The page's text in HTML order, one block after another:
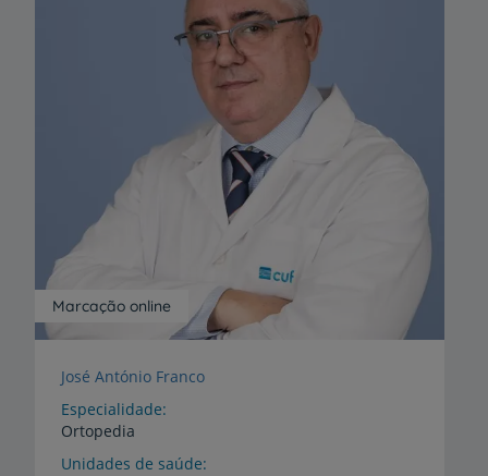
Marcação online
José António Franco
Especialidade
Ortopedia
Unidades de saúde